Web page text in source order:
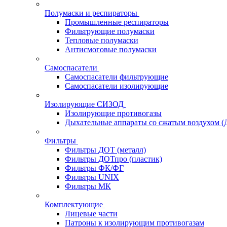
Полумаски и респираторы
Промышленные респираторы
Фильтрующие полумаски
Тепловые полумаски
Антисмоговые полумаски
Самоспасатели
Самоспасатели фильтрующие
Самоспасатели изолирующие
Изолирующие СИЗОД
Изолирующие противогазы
Дыхательные аппараты со сжатым воздухом
Фильтры
Фильтры ДОТ (металл)
Фильтры ДОТпро (пластик)
Фильтры ФК/ФГ
Фильтры UNIX
Фильтры МК
Комплектующие
Лицевые части
Патроны к изолирующим противогазам